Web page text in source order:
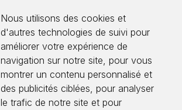
Nous utilisons des cookies et
d'autres technologies de suivi pour
améliorer votre expérience de
navigation sur notre site, pour vous
montrer un contenu personnalisé et
des publicités ciblées, pour analyser
le trafic de notre site et pour